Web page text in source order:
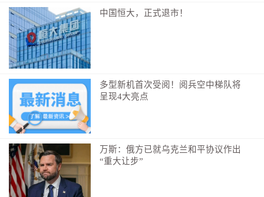
▲队员与老党员在第一渡口合影
踏寻红色印记 传承红色基因
怀揣着崇高的敬意，团队踏入了中央红军长征出发地
纪念馆。映入眼帘的是长达8.6米的“渡河出发”主题浮
雕。馆内陈列的每一件历史文物、每一幅珍贵图片，都
静静地诉说着那段波澜壮阔的长征历史。在讲解员的引
领下，实践队成员们深入了解了长征的历史背景、重大
意义以及红军将士们的英勇事迹，为他们的无畏奉献和
坚定信念感到无比自豪。这段红色历史，不仅是一段光
辉的历程，更是一份宝贵的精神财富，激励着新时代的
青年们继续前行。
中国恒大，正式退市！
多型新机首次受阅！阅兵空中梯队将
呈现4大亮点
万斯：俄方已就乌克兰和平协议作出
“重大让步”